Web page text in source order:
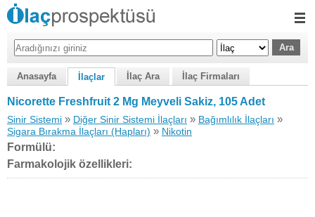
Anasayfa İlaçlar İlaç Ara İlaç Firmaları
Nicorette Freshfruit 2 Mg Meyveli Sakiz, 105 Adet
Sinir Sistemi » Diğer Sinir Sistemi İlaçları » Bağımlılık İlaçları »
Sigara Bırakma İlaçları (Hapları) » Nikotin
Formülü:
Farmakolojik özellikleri: